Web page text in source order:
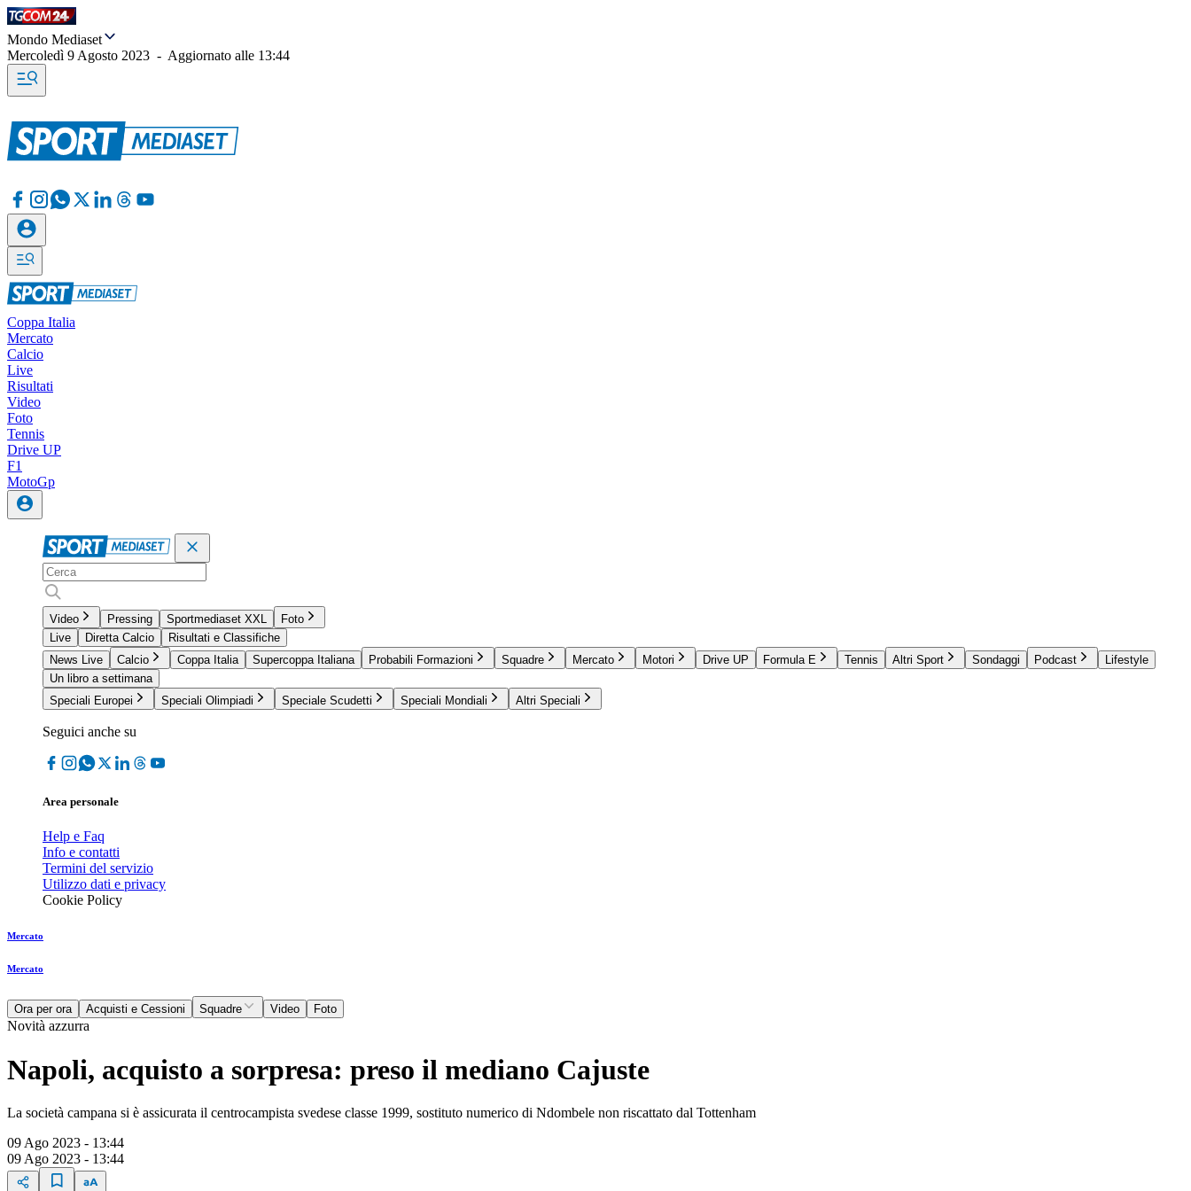
Mondo Mediaset
Mercoledì 9 Agosto 2023 - Aggiornato alle 13:44
Coppa Italia
Mercato
Calcio
Live
Risultati
Video
Foto
Tennis
Drive UP
F1
MotoGp
Video Pressing Sportmediaset XXL
Foto
Live
Diretta Calcio
Risultati e Classifiche
News Live
Calcio Coppa Italia Supercoppa Italiana Probabili Formazioni Squadre Mercato Motori Drive UP Formula E Tennis Altri Sport Sondaggi Podcast
Lifestyle
Un libro a settimana
Speciali Europei
Speciali Olimpiadi Speciale Scudetti Speciali Mondiali Altri Speciali
Seguici anche su
Area personale
Help e Faq
Info e contatti
Termini del servizio
Utilizzo dati e privacy
Cookie Policy
Mercato
Mercato
Ora per ora Acquisti e Cessioni Squadre Video Foto
Novità azzurra
Napoli, acquisto a sorpresa: preso il mediano Cajuste
La società campana si è assicurata il centrocampista svedese classe 1999, sostituto numerico di Ndombele non riscattato dal Tottenham
09 Ago 2023 - 13:44
09 Ago 2023 - 13:44